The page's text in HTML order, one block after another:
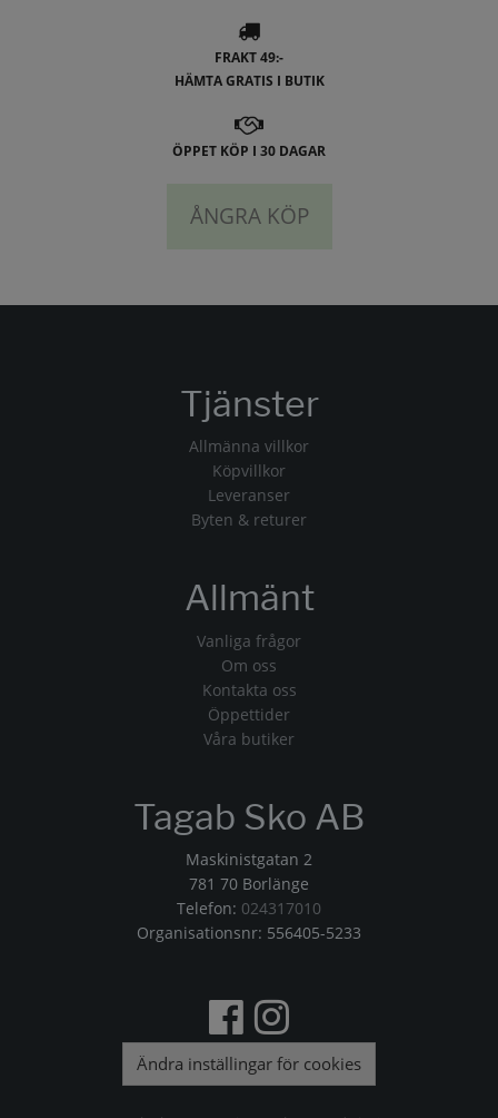
FRAKT 49:-
HÄMTA GRATIS I BUTIK
ÖPPET KÖP I 30 DAGAR
ÅNGRA KÖP
Tjänster
Allmänna villkor
Köpvillkor
Leveranser
Byten & returer
Allmänt
Vanliga frågor
Om oss
Kontakta oss
Öppettider
Våra butiker
Tagab Sko AB
Maskinistgatan 2
781 70 Borlänge
Telefon: 024317010
Organisationsnr: 556405-5233
Ändra inställingar för cookies